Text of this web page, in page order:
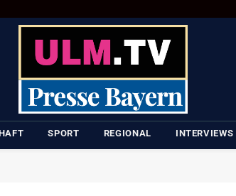
SPORT REGIONAL INTERVIEWS